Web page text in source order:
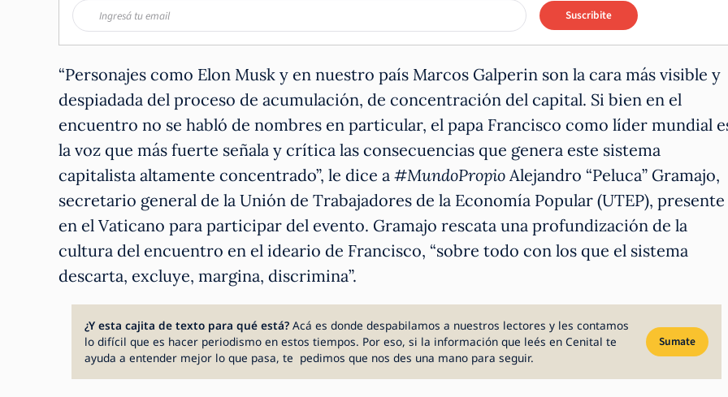
Suscribite
“Personajes como Elon Musk y en nuestro país Marcos Galperin son la cara más visible y
despiadada del proceso de acumulación, de concentración del capital. Si bien en el
encuentro no se habló de nombres en particular, el papa Francisco como líder mundial
la voz que más fuerte señala y crítica las consecuencias que genera este sistema
capitalista altamente concentrado”, le dice a #MundoPropio Alejandro “Peluca” Gramajo,
secretario general de la Unión de Trabajadores de la Economía Popular (UTEP), presente
en el Vaticano para participar del evento. Gramajo rescata una profundización de la
cultura del encuentro en el ideario de Francisco, “sobre todo con los que el sistema
descarta, excluye, margina, discrimina”.
¿Y esta cajita de texto para qué está? Acá es donde despabilamos a nuestros lectores y les contamos
lo difícil que es hacer periodismo en estos tiempos. Por eso, si la información que leés en Cenital te
ayuda a entender mejor lo que pasa, te pedimos que nos des una mano para seguir.
Sumate